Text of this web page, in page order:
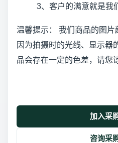
3、客户的满意就是我们
温馨提示： 我们商品的图片
因为拍摄时的光线、显示器
品会存在一定的色差，请您
加入采
咨询采